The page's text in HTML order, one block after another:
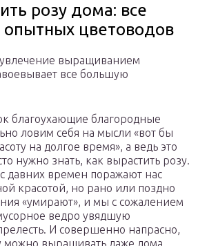
розу дома: все
опытных цветоводов
выращиванием
все большую
благоухающие благородные
ловим себя на мысли «вот бы
на долгое время», а ведь это
нужно знать, как вырастить розу.
давних времен поражают нас
красотой, но рано или поздно
«умирают», и мы с сожалением
ведро увядшую
И совершенно напрасно,
выращивать даже дома.